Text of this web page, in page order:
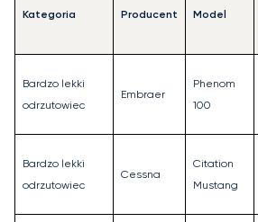
Kategoria Producent Model
Bardzo lekki
odrzutowiec
Embraer
Phenom
100
Bardzo lekki
odrzutowiec
Cessna
Citation
Mustang